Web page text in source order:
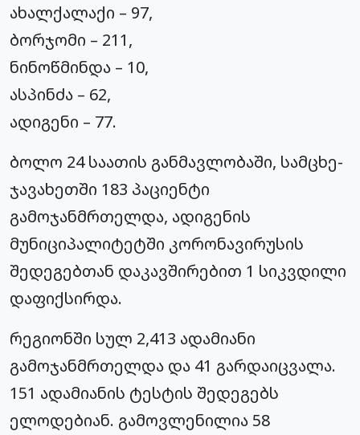
ახალქალაქი – 97,
ბორჯომი – 211,
ნინოწმინდა – 10,
ასპინძა – 62,
ადიგენი – 77.
ბოლო 24 საათის განმავლობაში, სამცხე-
ჯავახეთში 183 პაციენტი
გამოჯანმრთელდა, ადიგენის
მუნიციპალიტეტში კორონავირუსის
შედეგებთან დაკავშირებით 1 სიკვდილი
დაფიქსირდა.
რეგიონში სულ 2,413 ადამიანი
გამოჯანმრთელდა და 41 გარდაიცვალა.
151 ადამიანის ტესტის შედეგებს
ელოდებიან. გამოვლენილია 58